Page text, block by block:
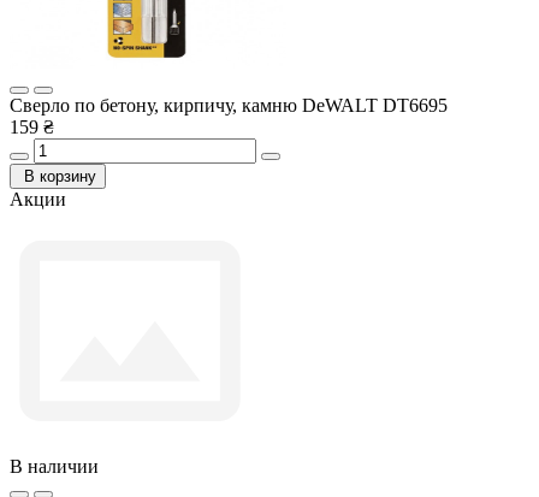
Сверло по бетону, кирпичу, камню DeWALT DT6695
159 ₴
В корзину
Акции
В наличии